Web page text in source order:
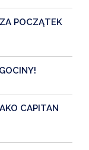
POCZĄTEK
CAPITAN